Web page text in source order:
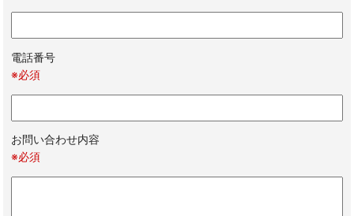
電話番号
※必須
お問い合わせ内容
※必須